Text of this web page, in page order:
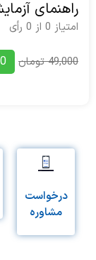
راهنمای
امتیاز 0 از 0 رأی
49,000 تومان
درخواست
مشاوره